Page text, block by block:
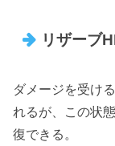
リザーブ
ダメージを受け
れるが、この状
復できる。